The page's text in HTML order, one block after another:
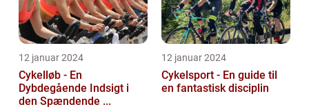
12 januar 2024
Cykelløb - En
Dybdegående Indsigt i
den Spændende ...
12 januar 2024
Cykelsport - En guide til
en fantastisk disciplin